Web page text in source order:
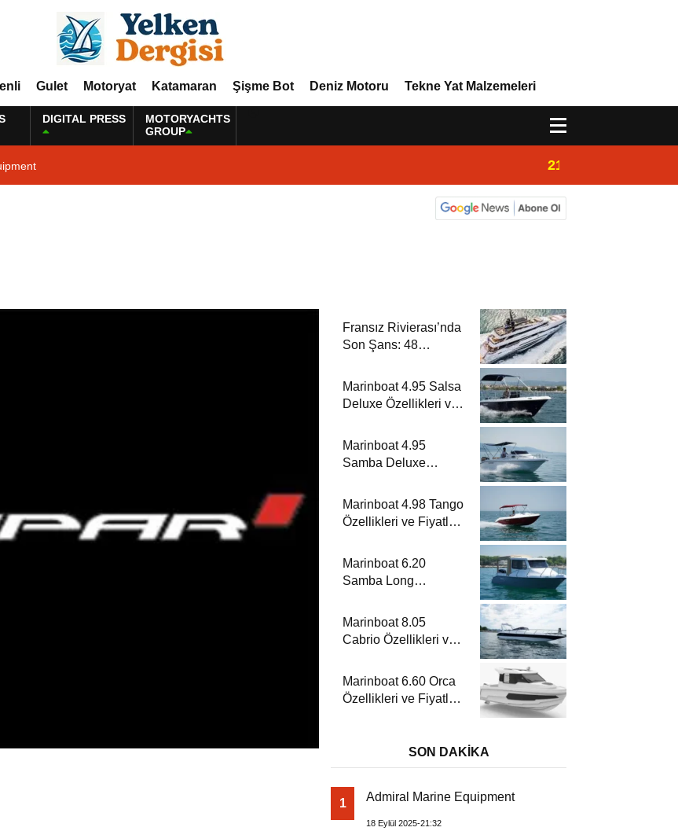
Gulet Motoryat Katamaran Şişme Bot Deniz Motoru Tekne Yat Malzemeleri
DIGITAL PRESS
MOTORYACHTS
GROUP
21:02
Fransız Rivierası’nda
Son Şans: 48
Mükemmel Bir Yat
Tatili
Marinboat 4.95 Salsa
Deluxe Özellikleri ve
Lüks Tekne
Marinboat 4.95
Samba Deluxe
– A Sınıfı Lüks Tekne
Marinboat 4.98 Tango
Özellikleri ve Fiyatları
Tekne
Marinboat 6.20
Samba Long
– A Sınıfı Kompakt
Tekne
Marinboat 8.05
Cabrio Özellikleri ve
Lüks Tekne
Marinboat 6.60 Orca
Özellikleri ve Fiyatları
SON DAKİKA
1 Admiral Marine Equipment
18 Eylül 2025-21:32